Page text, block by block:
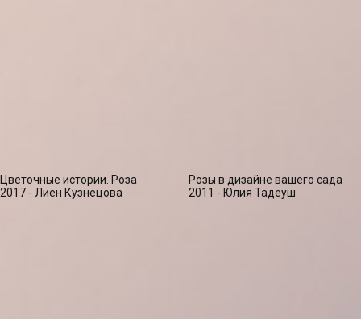
Цветочные истории. Роза
2017 - Лиен Кузнецова
Розы в дизайне вашего сада
2011 - Юлия Тадеуш